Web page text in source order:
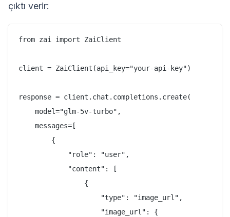
çıktı verir:
from zai import ZaiClient
client = ZaiClient(api_key="your-api-key")
response = client.chat.completions.create(
    model="glm-5v-turbo",
    messages=[
        {
            "role": "user",
            "content": [
                {
                    "type": "image_url",
                    "image_url": {